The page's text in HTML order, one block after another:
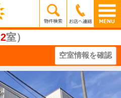
2室）
空室情報を確認